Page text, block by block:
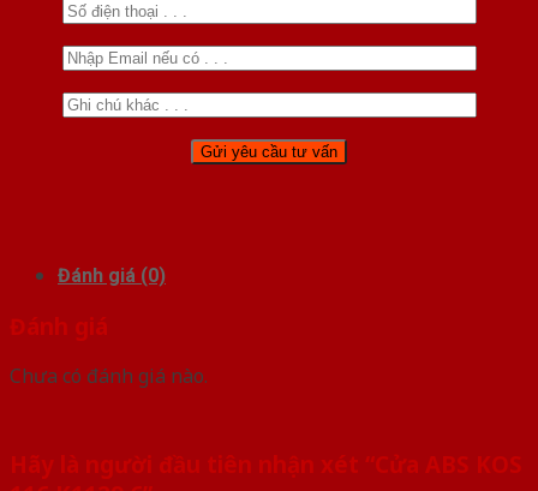
Đánh giá (0)
Đánh giá
Chưa có đánh giá nào.
Hãy là người đầu tiên nhận xét “Cửa ABS KOS